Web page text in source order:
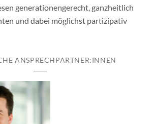
generationengerecht, ganzheitlich
und dabei möglichst partizipativ
ANSPRECHPARTNER:INNEN